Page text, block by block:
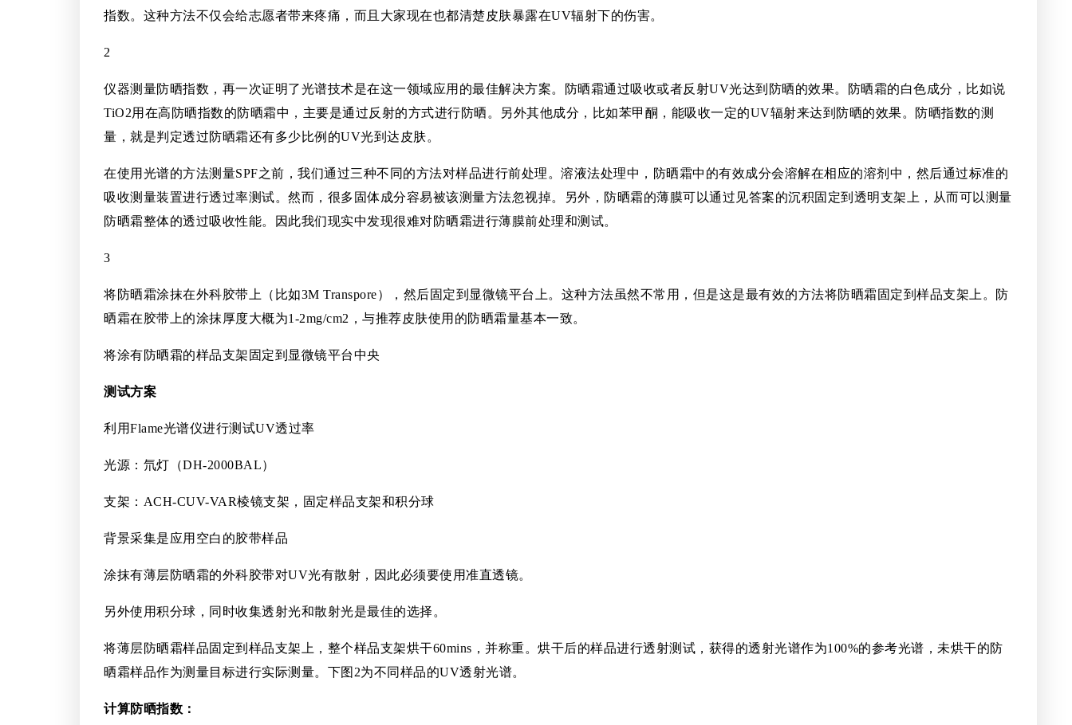
指数。这种方法不仅会给志愿者带来疼痛，而且大家现在也都清楚皮肤暴露在UV辐射下的伤害。
2
仪器测量防晒指数，再一次证明了光谱技术是在这一领域应用的最佳解决方案。防晒霜通过吸收或者反射UV光达到防晒的效果。防晒霜的白色成分，比如说
TiO2用在高防晒指数的防晒霜中，主要是通过反射的方式进行防晒。另外其他成分，比如苯甲酮，能吸收一定的UV辐射来达到防晒的效果。防晒指数的测
量，就是判定透过防晒霜还有多少比例的UV光到达皮肤。
在使用光谱的方法测量SPF之前，我们通过三种不同的方法对样品进行前处理。溶液法处理中，防晒霜中的有效成分会溶解在相应的溶剂中，然后通过标准的
吸收测量装置进行透过率测试。然而，很多固体成分容易被该测量方法忽视掉。另外，防晒霜的薄膜可以通过见答案的沉积固定到透明支架上，从而可以测量
防晒霜整体的透过吸收性能。因此我们现实中发现很难对防晒霜进行薄膜前处理和测试。
3
将防晒霜涂抹在外科胶带上（比如3M Transpore），然后固定到显微镜平台上。这种方法虽然不常用，但是这是最有效的方法将防晒霜固定到样品支架上。防
晒霜在胶带上的涂抹厚度大概为1-2mg/cm2，与推荐皮肤使用的防晒霜量基本一致。
将涂有防晒霜的样品支架固定到显微镜平台中央
测试方案
利用Flame光谱仪进行测试UV透过率
光源：氘灯（DH-2000BAL）
支架：ACH-CUV-VAR棱镜支架，固定样品支架和积分球
背景采集是应用空白的胶带样品
涂抹有薄层防晒霜的外科胶带对UV光有散射，因此必须要使用准直透镜。
另外使用积分球，同时收集透射光和散射光是最佳的选择。
将薄层防晒霜样品固定到样品支架上，整个样品支架烘干60mins，并称重。烘干后的样品进行透射测试，获得的透射光谱作为100%的参考光谱，未烘干的防
晒霜样品作为测量目标进行实际测量。下图2为不同样品的UV透射光谱。
计算防晒指数：